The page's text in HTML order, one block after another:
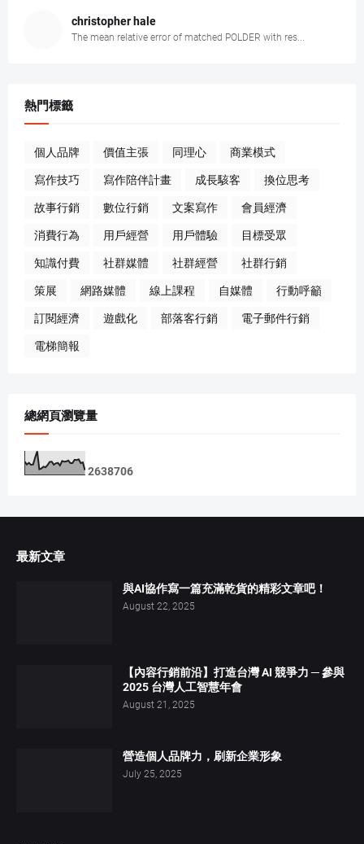
christopher hale
The mean relative error of matched POLDER with res...
熱門標籤
個人品牌 價值主張 同理心 商業模式
寫作技巧 寫作陪伴計畫 成長駭客 換位思考
故事行銷 數位行銷 文案寫作 會員經濟
消費行為 用戶經營 用戶體驗 目標受眾
知識付費 社群媒體 社群經營 社群行銷
策展 網路媒體 線上課程 自媒體 行動呼籲
訂閱經濟 遊戲化 部落客行銷 電子郵件行銷
電梯簡報
總網頁瀏覽量
2638706
最新文章
與AI協作寫一篇充滿乾貨的精彩文章吧！
August 22, 2025
【內容行銷前沿】打造台灣 AI 競爭力 ─ 參與
2025 台灣人工智慧年會
August 21, 2025
營造個人品牌力，刷新企業形象
July 25, 2025